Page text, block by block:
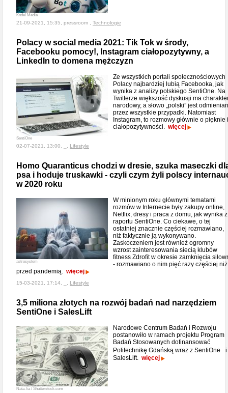
Kndel Media
21-09-2021, 15:35, pressroom , Technologie
Polacy w social media 2021: Tik Tok w środy,
Facebooku pomocy!, Instagram ciałopozytywny, a
LinkedIn to domena mężczyzn
SentiOne
Ze wszystkich portali społecznościowych
Polacy najbardziej lubią Facebooka, jak
wynika z analizy polskiego SentiOne. Na
Twitterze większość dyskusji ma
narodowy, a słowo „polski” jest
przez wszystkie przypadki. Natomiast
Instagram, to rozmowy głównie o pięknie i
ciałopozytywności. więcej
02-07-2021, 13:00, _, Lifestyle
Homo Quaranticus chodzi w dresie, szuka maseczki
psa i hoduje truskawki - czyli czym żyli polscy
w 2020 roku
astrosystem
W minionym roku głównymi tematami
rozmów w Internecie były zakupy online,
Netflix, dresy i praca z domu, jak wynika z
raportu SentiOne. Co ciekawe, o tej
ostatniej znacznie częściej rozmawiano,
niż faktycznie ją wykonywano.
Zaskoczeniem jest również ogromny
wzrost zainteresowania siecią klubów
fitness Zdrofit w okresie zamknięcia
- rozmawiano o nim pięć razy częściej niż
przed pandemią. więcej
15-03-2021, 17:14, _, Lifestyle
3,5 miliona złotych na rozwój badań nad narzędziem
SentiOne i SalesLift
Nata-lia / Shutterstock.com
Narodowe Centrum Badań i Rozwoju
postanowiło w ramach projektu Program
Badań Stosowanych dofinansować
Politechnikę Gdańską wraz z SentiOne i
SalesLift. więcej